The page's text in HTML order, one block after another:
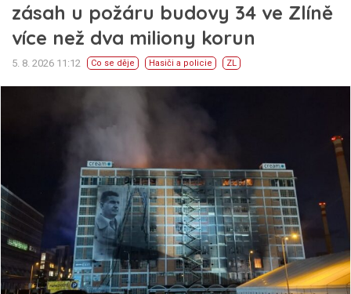
zásah u požáru budovy 34 ve Zlíně
více než dva miliony korun
5. 8. 2026 11:12 Co se děje Hasiči a policie ZL